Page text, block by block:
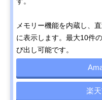
メモリー機能を内蔵し、
に表示します。最大10件
び出し可能です。
楽